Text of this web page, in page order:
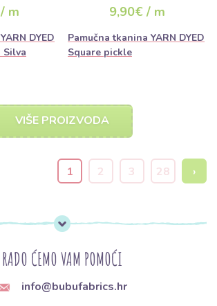
m
DYED
Silva
9,90€ / m
Pamučna tkanina YARN DYED
Square pickle
VIŠE PROIZVODA
1 2 3 28 ›
RADO ĆEMO VAM POMOĆI
info@bubufabrics.hr